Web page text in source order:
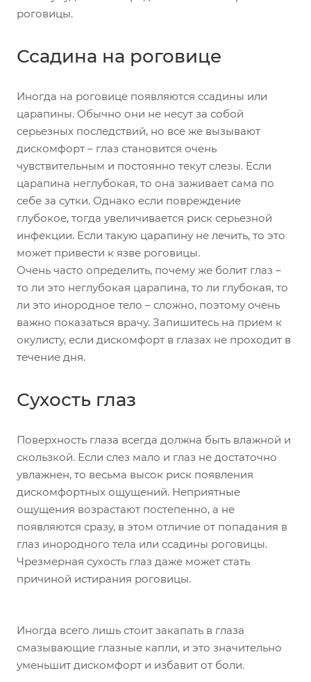
роговицы.
Ссадина на роговице
Иногда на роговице появляются ссадины или
царапины. Обычно они не несут за собой
серьезных последствий, но все же вызывают
дискомфорт – глаз становится очень
чувствительным и постоянно текут слезы. Если
царапина неглубокая, то она заживает сама по
себе за сутки. Однако если повреждение
глубокое, тогда увеличивается риск серьезной
инфекции. Если такую царапину не лечить, то это
может привести к язве роговицы.
Очень часто определить, почему же болит глаз –
то ли это неглубокая царапина, то ли глубокая, то
ли это инородное тело – сложно, поэтому очень
важно показаться врачу. Запишитесь на прием к
окулисту, если дискомфорт в глазах не проходит в
течение дня.
Сухость глаз
Поверхность глаза всегда должна быть влажной и
скользкой. Если слез мало и глаз не достаточно
увлажнен, то весьма высок риск появления
дискомфортных ощущений. Неприятные
ощущения возрастают постепенно, а не
появляются сразу, в этом отличие от попадания в
глаз инородного тела или ссадины роговицы.
Чрезмерная сухость глаз даже может стать
причиной истирания роговицы.
Иногда всего лишь стоит закапать в глаза
смазывающие глазные капли, и это значительно
уменьшит дискомфорт и избавит от боли.